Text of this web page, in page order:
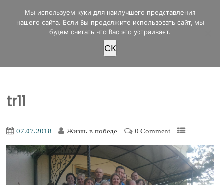
office@lifeinvictory.ru
+7 950 189 4420
Россия, г.Оренбург, ул.Мира 32/2
tr11
07.07.2018 Жизнь в победе 0 Comment
Мы используем куки для наилучшего представления
нашего сайта. Если Вы продолжите использовать сайт, мы
будем считать что Вас это устраивает.
OК